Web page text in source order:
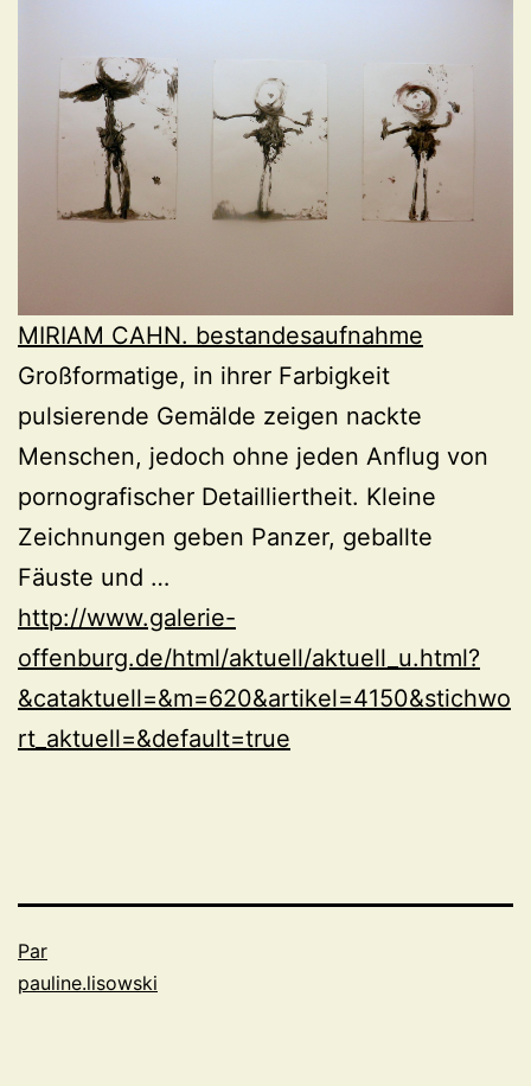
MIRIAM CAHN. bestandesaufnahme
Großformatige, in ihrer Farbigkeit
pulsierende Gemälde zeigen nackte
Menschen, jedoch ohne jeden Anflug von
pornografischer Detailliertheit. Kleine
Zeichnungen geben Panzer, geballte
Fäuste und …
http://www.galerie-
offenburg.de/html/aktuell/aktuell_u.html?
&cataktuell=&m=620&artikel=4150&stichwo
rt_aktuell=&default=true
Par
pauline.lisowski